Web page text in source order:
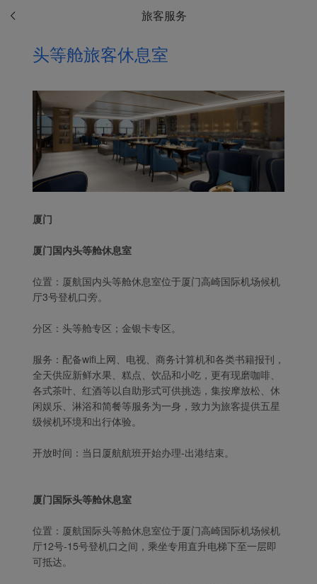
旅客服务
头等舱旅客休息室
厦门
厦门国内头等舱休息室
位置：厦航国内头等舱休息室位于厦门高崎国际机场候机
厅3号登机口旁。
分区：头等舱专区；金银卡专区。
服务：配备wifi上网、电视、商务计算机和各类书籍报刊，
全天供应新鲜水果、糕点、饮品和小吃，更有现磨咖啡、
各式茶叶、红酒等以自助形式可供挑选，集按摩放松、休
闲娱乐、淋浴和简餐等服务为一身，致力为旅客提供五星
级候机环境和出行体验。
开放时间：当日厦航航班开始办理-出港结束。
厦门国际头等舱休息室
位置：厦航国际头等舱休息室位于厦门高崎国际机场候机
厅12号-15号登机口之间，乘坐专用直升电梯下至一层即
可抵达。